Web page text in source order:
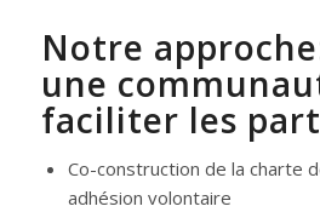
Notre
une
faciliter les
Co-construction de la charte
adhésion volontaire